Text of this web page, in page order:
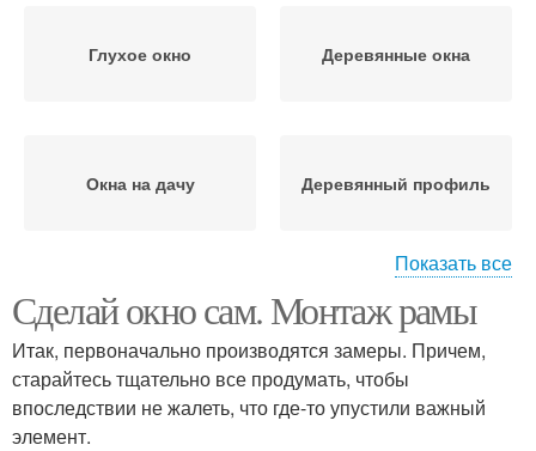
Глухое окно Деревянные окна
Окна на дачу Деревянный профиль
Окно в парилке Окно в бане
Показать все
Сделай окно сам. Монтаж рамы
Итак, первоначально производятся замеры. Причем,
старайтесь тщательно все продумать, чтобы
впоследствии не жалеть, что где-то упустили важный
элемент.